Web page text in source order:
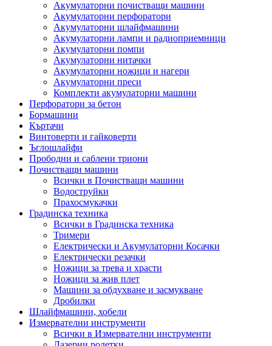
Акумулаторни почистващи машини
Акумулаторни перфоратори
Акумулаторни шлайфмашини
Акумулаторни лампи и радиоприемници
Акумулаторни помпи
Акумулаторни нитачки
Акумулаторни ножици и нагери
Акумулаторни преси
Комплекти акумулаторни машини
Перфоратори за бетон
Бормашини
Къртачи
Винтоверти и гайковерти
Ъглошлайфи
Прободни и саблени триони
Почистващи машини
Всички в Почистващи машини
Водоструйки
Прахосмукачки
Градинска техника
Всички в Градинска техника
Тримери
Електрически и Акумулаторни Косачки
Електрически резачки
Ножици за трева и храсти
Ножици за жив плет
Машини за обдухване и засмукване
Дробилки
Шлайфмашини, хобели
Измервателни инструменти
Всички в Измервателни инструменти